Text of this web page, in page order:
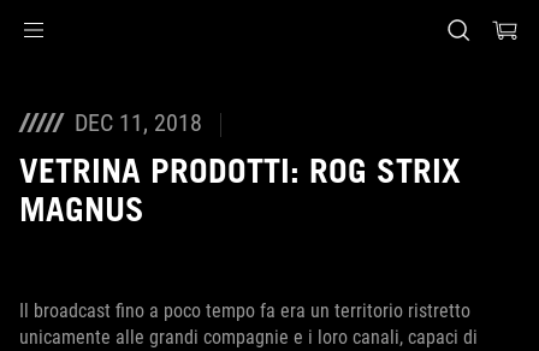
DEC 11, 2018
VETRINA PRODOTTI: ROG STRIX
MAGNUS
Il broadcast fino a poco tempo fa era un territorio ristretto
unicamente alle grandi compagnie e i loro canali, capaci di